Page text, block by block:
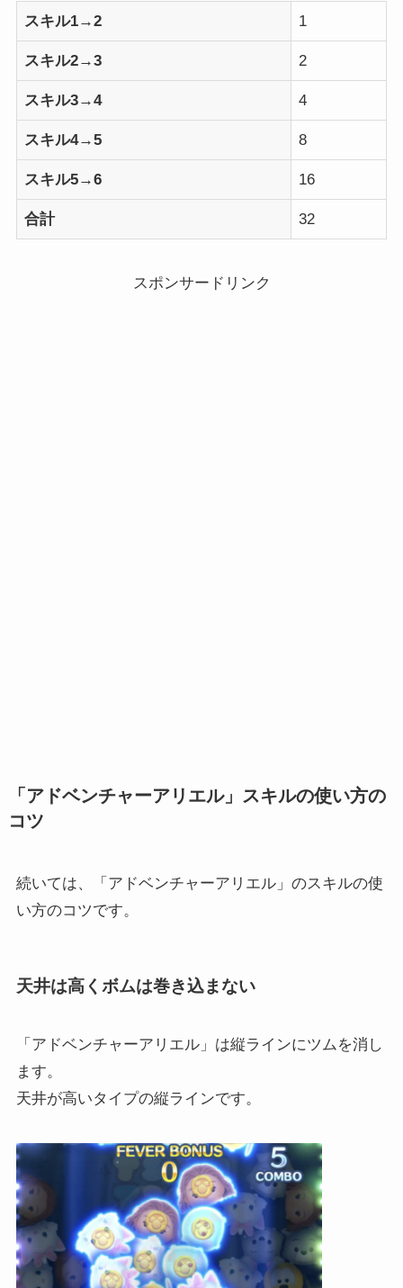
スキル1→2 1
スキル2→3 2
スキル3→4 4
スキル4→5 8
スキル5→6 16
合計 32
スポンサードリンク
「アドベンチャーアリエル」スキルの使い方の
コツ
続いては、「アドベンチャーアリエル」のスキルの使
い方のコツです。
天井は高くボムは巻き込まない
「アドベンチャーアリエル」は縦ラインにツムを消し
ます。
天井が高いタイプの縦ラインです。